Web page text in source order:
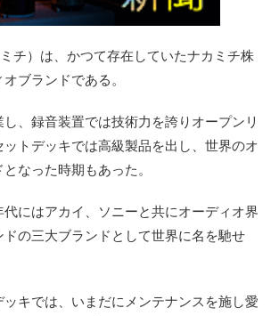
チ）は、かつて存在していたナカミチ株
ブランドである。
し、録音装置では技術力を誇りオープンリ
ットデッキでは高級製品を出し、世界のオ
なった時期もあった。
代にはアカイ、ソニーと共にオーディオ界
の三大ブランドとして世界に名を馳せ
ッキでは、いまだにメンテナンスを施し愛